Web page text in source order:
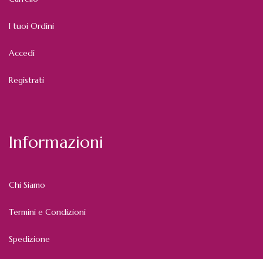
I tuoi Ordini
Accedi
Registrati
Informazioni
Chi Siamo
Termini e Condizioni
Spedizione